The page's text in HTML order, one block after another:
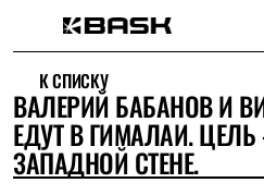
Интернет-магазин
Мужская одежда
Утепленная пухом
Куртки
Брюки
К СПИСКУ
ВАЛЕРИЙ БАБАНОВ И
ЕДУТ В ГИМАЛАИ.
ЗАПАДНОЙ СТЕНЕ.